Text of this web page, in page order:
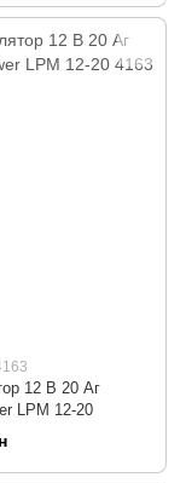
12 В 20 Аг
LPM 12-20